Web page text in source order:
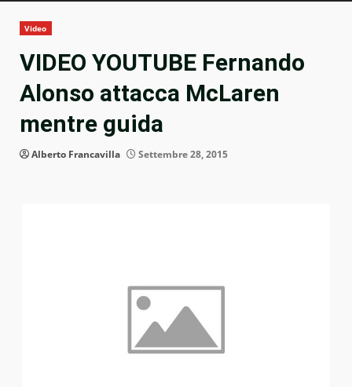
Video
VIDEO YOUTUBE Fernando
Alonso attacca McLaren
mentre guida
Alberto Francavilla Settembre 28, 2015